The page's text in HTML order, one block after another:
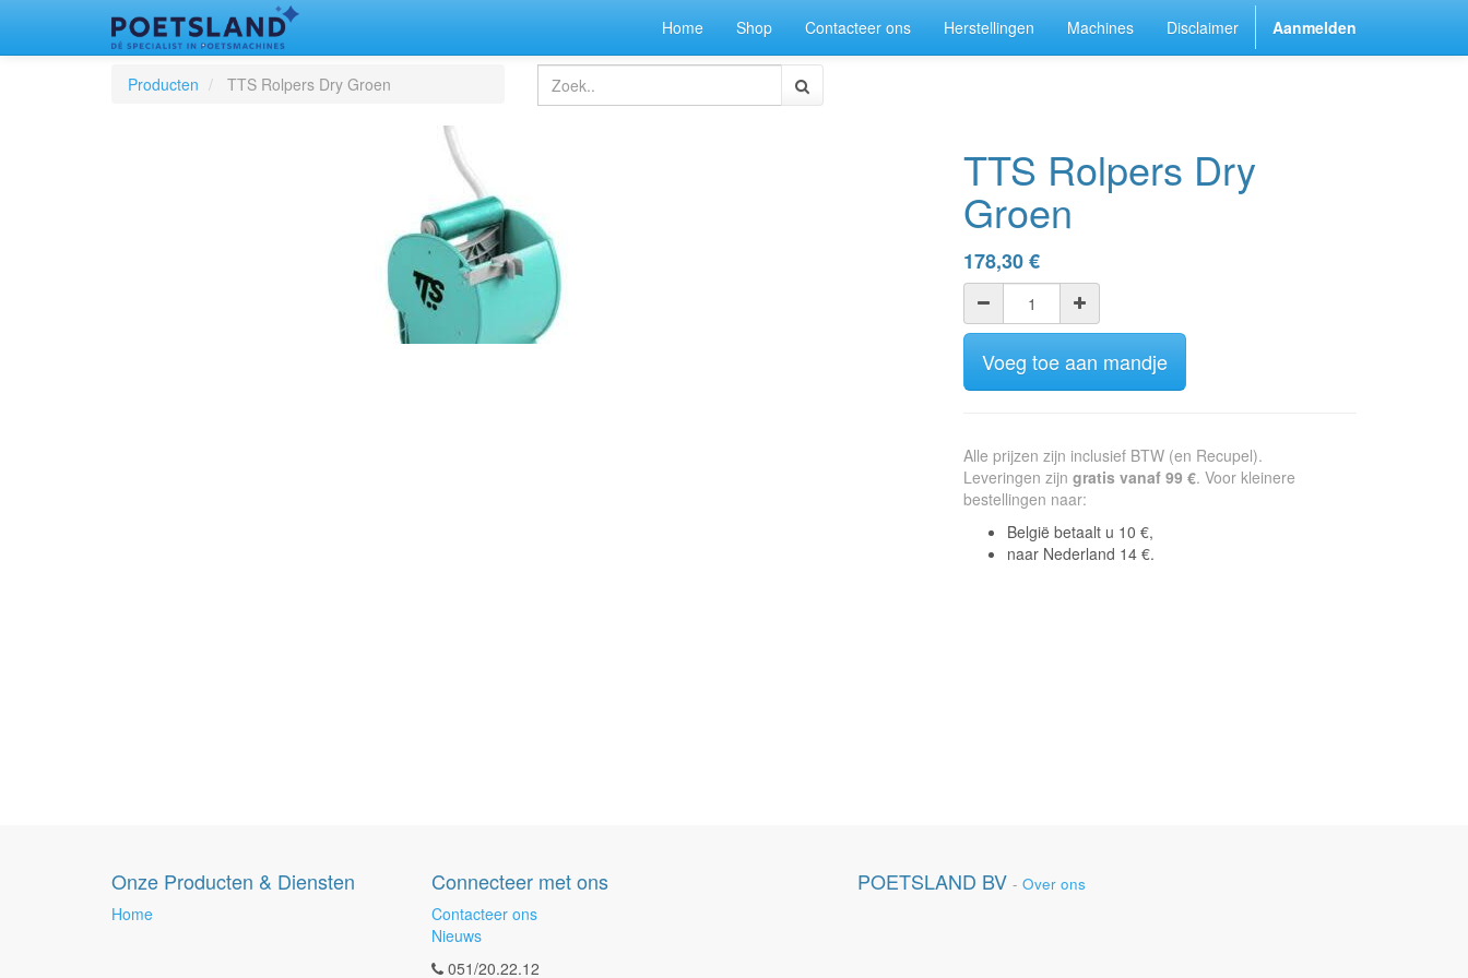
Home Shop Contacteer ons Herstellingen Machines Disclaimer Aanmelden
Producten TTS Rolpers Dry Groen
TTS Rolpers Dry
Groen
178,30€
Voeg toe aan mandje
Alle prijzen zijn inclusief BTW (en Recupel).
Leveringen zijn gratis vanaf 99 €. Voor kleinere
bestellingen naar:
België betaalt u 10 €,
naar Nederland 14 €.
Onze Producten & Diensten
Home
Connecteer met ons
Contacteer ons
Nieuws
051/20.22.12
POETSLAND BV - Over ons